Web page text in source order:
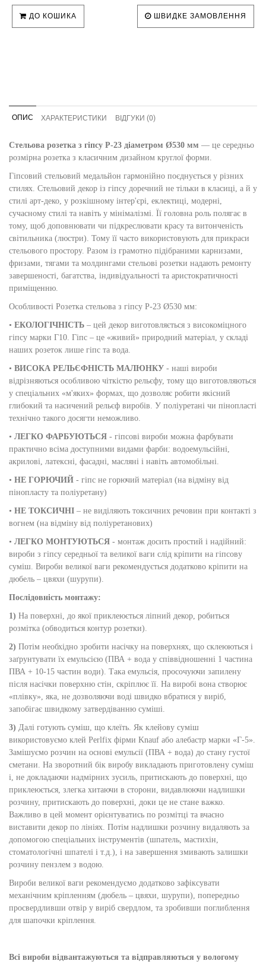
ДО КОШИКА ШВИДКЕ ЗАМОВЛЕННЯ
ОПИС ХАРАКТЕРИСТИКИ ВІДГУКИ (0)
Стельова розетка з гіпсу Р-23 діаметром Ø530 мм — це середньо
розмірна розетка з класичним дизайном круглої форми.
Гіпсовий стельовий медальйон гармонійно поєднується у різних
стилях. Стельовий декор із гіпсу доречний не тільки в класиці, а й у
стилі арт-деко, у розкішному інтер'єрі, еклектиці, модерні,
сучасному стилі та навіть у мінімалізмі. Її головна роль полягає в
тому, щоб доповнювати чи підкреслювати красу та витонченість
світильника (люстри). Тому її часто використовують для прикраси
стельового простору. Разом із грамотно підібраними карнизами,
фризами, тягами та молдингами стельові розетки надають ремонту
завершеності, багатства, індивідуальності та аристократичності
приміщенню.
Особливості Розетка стельова з гіпсу Р-23 Ø530 мм:
• ЕКОЛОГІЧНІСТЬ – цей декор виготовляється з високоміцного
гіпсу марки Г10. Гіпс – це «живий» природний матеріал, у складі
наших розеток лише гіпс та вода.
• ВИСОКА РЕЛЬЄФНІСТЬ МАЛЮНКУ - наші вироби
відрізняються особливою чіткістю рельєфу, тому що виготовляються
у спеціальних «м'яких» формах, що дозволяє робити якісний
глибокий та насичений рельєф виробів. У поліуретані чи пінопласті
технічно такого досягти неможливо.
• ЛЕГКО ФАРБУЮТЬСЯ - гіпсові вироби можна фарбувати
практично всіма доступними видами фарби: водоемульсійні,
акрилові, латексні, фасадні, масляні і навіть автомобільні.
• НЕ ГОРЮЧИЙ - гіпс не горючий матеріал (на відміну від
пінопласту та поліуретану)
• НЕ ТОКСИЧНІ – не виділяють токсичних речовин при контакті з
вогнем (на відміну від поліуретанових)
• ЛЕГКО МОНТУЮТЬСЯ - монтаж досить простий і надійний:
вироби з гіпсу середньої та великої ваги слід кріпити на гіпсову
суміш. Вироби великої ваги рекомендується додатково кріпити на
дюбель – цвяхи (шурупи).
Послідовність монтажу:
1) На поверхні, до якої приклеюється ліпний декор, робиться
розмітка (обводиться контур розетки).
2) Потім необхідно зробити насічку на поверхнях, що склеюються і
заґрунтувати їх емульсією (ПВА + вода у співвідношенні 1 частина
ПВА + 10-15 частин води). Така емульсія, просочуючи запилену
після насічки поверхню стін, скріплює її. На виробі вона створює
«плівку», яка, не дозволяючи воді швидко вбратися у виріб,
запобігає швидкому затвердіванню суміші.
3) Далі готують суміш, що клеїть. Як клейову суміш
використовуємо клей Perlfix фірми Knauf або алебастр марки «Г-5».
Замішуємо розчин на основі емульсії (ПВА + вода) до стану густої
сметани. На зворотний бік виробу викладають приготовлену суміш
і, не докладаючи надмірних зусиль, притискають до поверхні, що
приклеюється, злегка хитаючи в сторони, видавлюючи надлишки
розчину, притискають до поверхні, доки це не стане важко.
Важливо в цей момент орієнтуватись по розмітці та вчасно
виставити декор по лініях. Потім надлишки розчину видаляють за
допомогою спеціальних інструментів (шпатель, мастихін,
стоматологічні шпателі і т.д.), і на завершення змивають залишки
розчину пензлем з водою.
Вироби великої ваги рекомендуємо додатково зафіксувати
механічним кріпленням (дюбель – цвяхи, шурупи), попередньо
просвердливши отвір у виріб свердлом, та зробивши поглиблення
для шапочки кріплення.
Всі вироби відвантажуються та відправляються у вологому